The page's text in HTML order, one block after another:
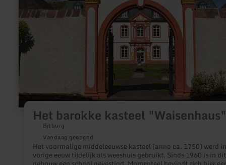
Het barokke kasteel "Waisenhaus"
Bitburg
Vandaag geopend
Het voormalige middeleeuwse kasteel (anno ca. 1750) werd
vorige eeuw tijdelijk als weeshuis gebruikt. Sinds 1960 is in dit